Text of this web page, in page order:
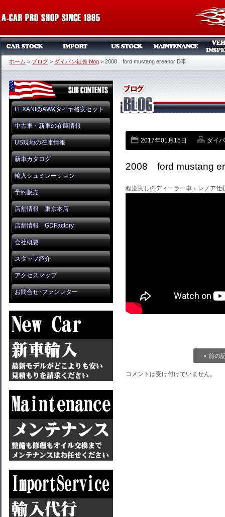
ホーム > ブログ > ダイバン社長 blog > 2008 ford mustang ereanor D車
LEXANIのAW&タイヤ格安セット
中古車・新車の在庫情報
US現地の在庫情報
新車カタログ
輸入シュミレーション
予約販売
店舗情報 東京本店
店舗情報 GDFactory
会社概要
スタッフ紹介
アクセスマップ
お問合せ･ファンレター
2017年01月15日 ダイ
2008 ford mustang
程度良しのディーラー車エレノア仕
« 前の
コメントは受け付けていません。